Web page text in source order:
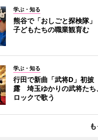
学ぶ・知る
熊谷で「おしごと探検隊」
子どもたちの職業観育む
学ぶ・知る
行田で新曲「武将D」初披
露 埼玉ゆかりの武将たち、
ロックで歌う